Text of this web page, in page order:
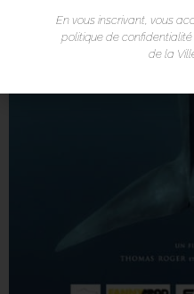
En vous inscrivant, vous
politique de
de la